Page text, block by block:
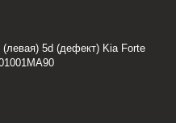
(левая) 5d (дефект) Kia Forte